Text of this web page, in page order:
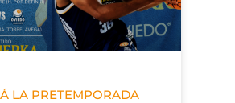
LA PRETEMPORADA